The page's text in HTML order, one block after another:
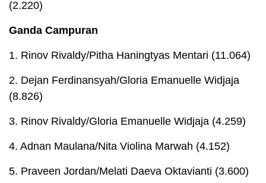
(2.220)
Ganda Campuran
1. Rinov Rivaldy/Pitha Haningtyas Mentari (11.064)
2. Dejan Ferdinansyah/Gloria Emanuelle Widjaja
(8.826)
3. Rinov Rivaldy/Gloria Emanuelle Widjaja (4.259)
4. Adnan Maulana/Nita Violina Marwah (4.152)
5. Praveen Jordan/Melati Daeva Oktavianti (3.600)